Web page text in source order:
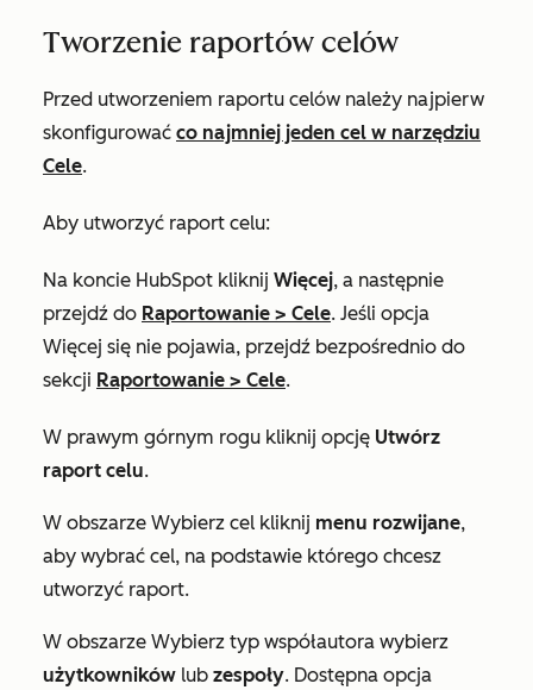
Tworzenie raportów celów
Przed utworzeniem raportu celów należy najpierw
skonfigurować co najmniej jeden cel w narzędziu
Cele.
Aby utworzyć raport celu:
Na koncie HubSpot kliknij Więcej, a następnie
przejdź do Raportowanie > Cele. Jeśli opcja
Więcej się nie pojawia, przejdź bezpośrednio do
sekcji Raportowanie > Cele.
W prawym górnym rogu kliknij opcję Utwórz
raport celu.
W obszarze Wybierz cel kliknij menu rozwijane,
aby wybrać cel, na podstawie którego chcesz
utworzyć raport.
W obszarze Wybierz typ współautora wybierz
użytkowników lub zespoły. Dostępna opcja